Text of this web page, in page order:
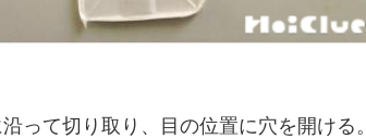
って切り取り、目の位置に穴を開ける。